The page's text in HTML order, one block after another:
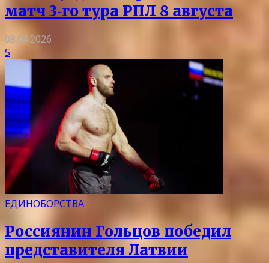
матч 3‑го тура РПЛ 8 августа
08.08.2026
5
ЕДИНОБОРСТВА
Россиянин Гольцов победил
представителя Латвии